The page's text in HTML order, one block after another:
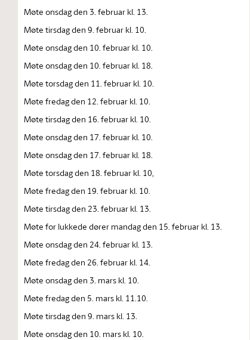
Møte onsdag den 3. februar kl. 13.
Møte tirsdag den 9. februar kl. 10.
Møte onsdag den 10. februar kl. 10.
Møte onsdag den 10. februar kl. 18.
Møte torsdag den 11. februar kl. 10.
Møte fredag den 12. februar kl. 10.
Møte tirsdag den 16. februar kl. 10.
Møte onsdag den 17. februar kl. 10.
Møte onsdag den 17. februar kl. 18.
Møte torsdag den 18. februar kl. 10,
Møte fredag den 19. februar kl. 10.
Møte tirsdag den 23. februar kl. 13.
Møte for lukkede dører mandag den 15. februar kl. 13.
Møte onsdag den 24. februar kl. 13.
Møte fredag den 26. februar kl. 14.
Møte onsdag den 3. mars kl. 10.
Møte fredag den 5. mars kl. 11.10.
Møte tirsdag den 9. mars kl. 13.
Møte onsdag den 10. mars kl. 10.